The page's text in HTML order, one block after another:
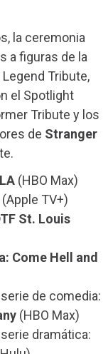
la ceremonia
a figuras de la
Tribute,
el Spotlight
Tribute y los
de Stranger
(HBO Max)
(Apple TV+)
St. Louis
Come Hell and
de comedia:
(HBO Max)
dramática: